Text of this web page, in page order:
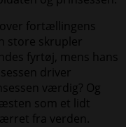
fortællingens
store skrupler
fyrtøj, mens hans
driver
værdig? Og
som et lidt
fra verden.